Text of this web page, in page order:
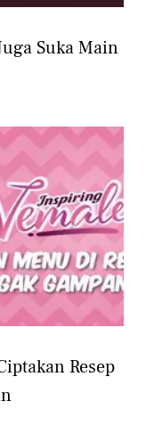
Suka Main
Resep